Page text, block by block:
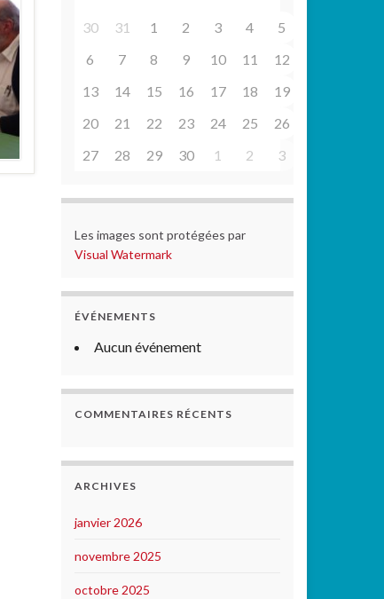
30 31 1 2 3 4
5
6
7 8 9 10 11
12
13
14 15 16 17 18
19
20
21 22 23 24 25
26
27
28 29 30 1 2 3
Les images sont protégées par
Visual Watermark
ÉVÉNEMENTS
Aucun événement
COMMENTAIRES RÉCENTS
ARCHIVES
janvier 2026
novembre 2025
octobre 2025